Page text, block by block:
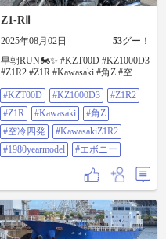
Z1-RⅡ
2025年08月02日 53グー！
早朝RUN🏍️✨ #KZT00D #KZ1000D3
#Z1R2 #Z1R #Kawasaki #角Z #空冷
#エボニー
#KZT00D #KZ1000D3
#Z1R2
#Z1R
#Kawasaki
#角Z
#空冷四発
#KawasakiZ1R2
#1980yearmodel
#エボニー